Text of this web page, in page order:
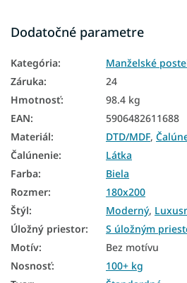
Moderné
Čalúnené
Biele manželské
Manželské postele 140x200 s
Manželské postele 160x200 s
Manželské postele 180x200 s
Postele 200x200 s
Čalúnené postele
Biele čalúnené
Dodatočné parametre
Kategória:
Manželské
Záruka:
24
Hmotnosť:
98.4 kg
EAN:
5906482611688
Materiál: DTD/MDF,
Čalúnenie:
Látka
Farba:
Biela
Rozmer:
180x200
Štýl: Moderný,
Úložný priestor:
S úložným
Motív:
Bez motívu
Nosnosť:
100+ kg